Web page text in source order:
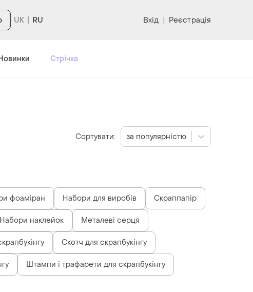
RU Вхід | Реєстрація
Стрічка
фоаміран Набори для виробів Скраппапір
Набори наклейок Металеві серця
Скотч для скрапбукінгу
Штампи і трафарети для скрапбукінгу
Сортувати: за популярністю